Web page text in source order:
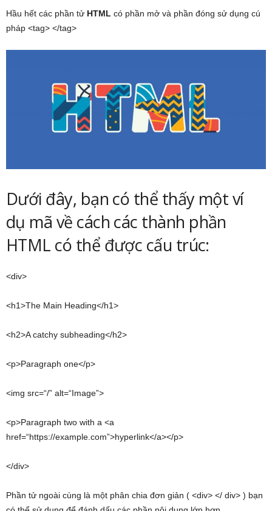
Hầu hết các phần tử HTML có phần mở và phần đóng sử dụng cú
pháp <tag> </tag>
Dưới đây, bạn có thể thấy một ví
dụ mã về cách các thành phần
HTML có thể được cấu trúc:
<div>
<h1>The Main Heading</h1>
<h2>A catchy subheading</h2>
<p>Paragraph one</p>
<img src=“/” alt=“Image”>
<p>Paragraph two with a <a
href=“https://example.com”>hyperlink</a></p>
</div>
Phần tử ngoài cùng là một phân chia đơn giản ( <div> </ div> ) bạn